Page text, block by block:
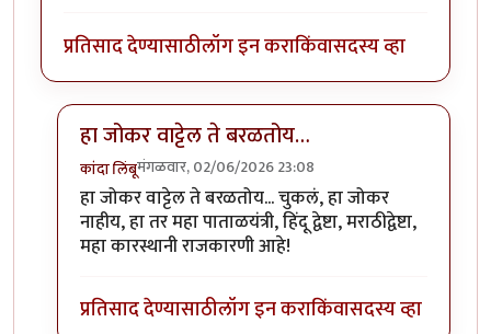
प्रतिसाद देण्यासाठीलॉग इन कराकिंवासदस्य व्हा
हा जोकर वाट्टेल ते बरळतोय…
कांदा लिंबूमंगळवार, 02/06/2026 23:08
In reply toजावईशोधbyश्रीगुरुजी
हा जोकर वाट्टेल ते बरळतोय... चुकलं, हा जोकर
नाहीय, हा तर महा पाताळयंत्री, हिंदू द्वेष्टा, मराठीद्वेष्टा,
महा कारस्थानी राजकारणी आहे!
प्रतिसाद देण्यासाठीलॉग इन कराकिंवासदस्य व्हा